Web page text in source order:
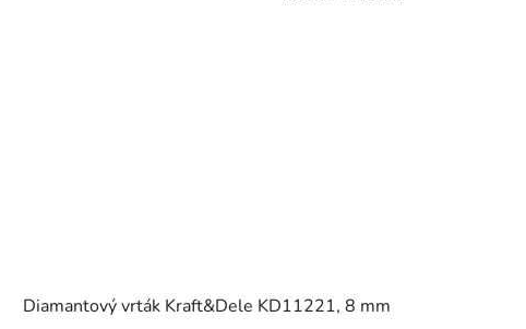
Diamantový vrták Kraft&Dele KD11221, 8 mm